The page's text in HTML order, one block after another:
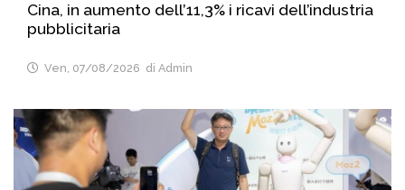
Cina, in aumento dell’11,3% i ricavi dell’industria
pubblicitaria
Ven, 07/08/2026 di Admin